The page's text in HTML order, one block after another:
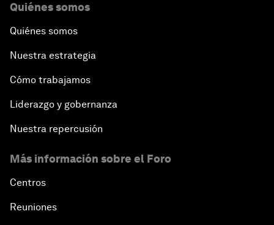
Quiénes somos
Quiénes somos
Nuestra estrategia
Cómo trabajamos
Liderazgo y gobernanza
Nuestra repercusión
Más información sobre el Foro
Centros
Reuniones